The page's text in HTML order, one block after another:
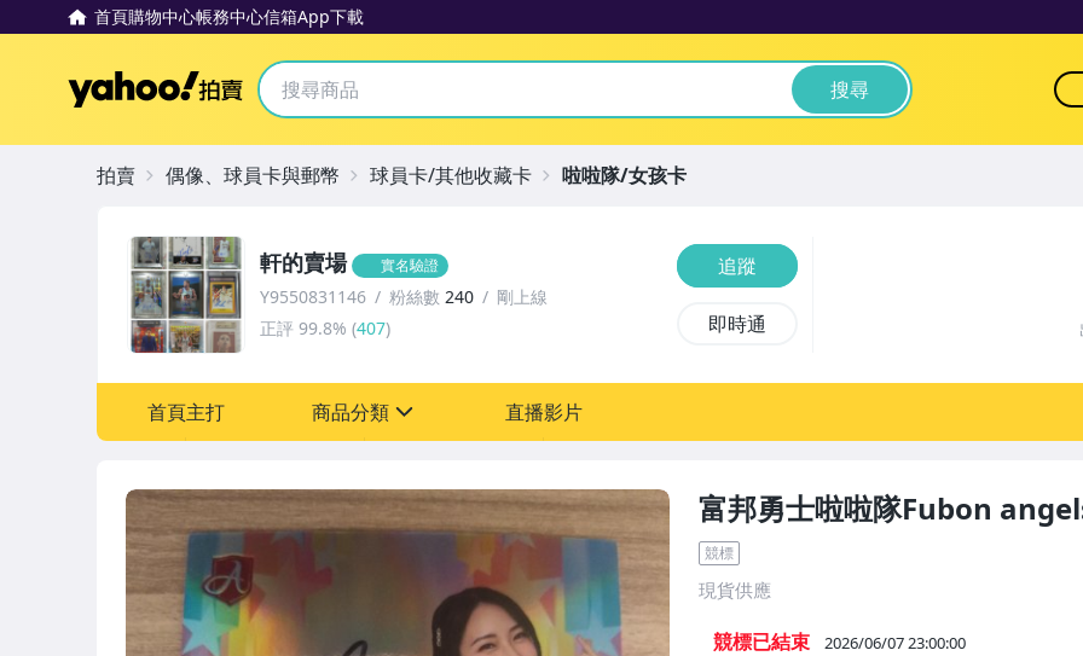
首頁購物中心帳務中心信箱App下載
Yahoo拍賣 搜尋
富邦勇士啦啦隊Fubon
競標
現貨供應
競標已結束 2026/06/07 23:00:00
軒的賣場 實名驗證
Y9550831146 粉絲數 240
剛上線
正評 99.8% (407)
追蹤
即時通
首頁主打 商品分類 直播影片
拍賣 偶像、球員卡與郵幣 球員卡/其他收藏卡 啦啦隊/女孩卡